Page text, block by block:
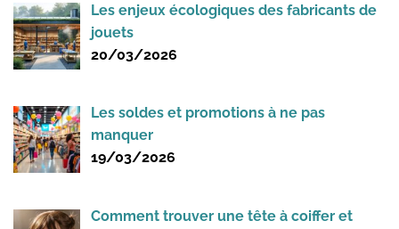
Les enjeux écologiques des fabricants de
jouets
20/03/2026
Les soldes et promotions à ne pas
manquer
19/03/2026
Comment trouver une tête à coiffer et